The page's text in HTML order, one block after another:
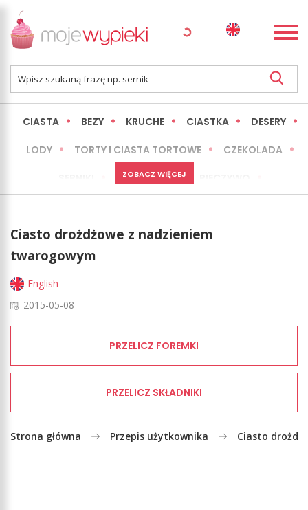
CIASTA BEZY KRUCHE CIASTKA DESERY
LODY TORTY I CIASTA TORTOWE CZEKOLADA
MINI WYPIEKI
LŻEJSZE / ZDROWSZE INNE
ZOBACZ WIĘCEJ
Ciasto drożdżowe z nadzieniem
twarogowym
English
2015-05-08
PRZELICZ FOREMKI
PRZELICZ SKŁADNIKI
Strona główna Przepis użytkownika Ciasto